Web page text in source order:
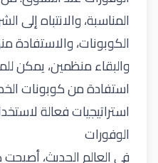
المناسبة، والانتباه إلى
الكوبونات، والاستفادة
والبقاء منظمين، يمكن
استفادة من كوبونات
استراتيجيات فعالة
الوفورات
في العالم الحديث،